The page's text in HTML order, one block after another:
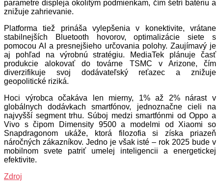
parametre displeja okolitým podmienkam, čím šetrí batériu a
znižuje zahrievanie.
Platforma tiež prináša vylepšenia v konektivite, vrátane
stabilnejších Bluetooth hovorov, optimalizácie siete s
pomocou AI a presnejšieho určovania polohy. Zaujímavý je
aj pohľad na výrobnú stratégiu. MediaTek plánuje časť
produkcie alokovať do továrne TSMC v Arizone, čím
diverzifikuje svoj dodávateľský reťazec a znižuje
geopolitické riziká.
Hoci výrobca očakáva len mierny, 1% až 2% nárast v
globálnych dodávkach smartfónov, jednoznačne cieli na
najvyšší segment trhu. Súboj medzi smartfónmi od Oppo a
Vivo s čipom Dimensity 9500 a modelmi od Xiaomi so
Snapdragonom ukáže, ktorá filozofia si získa priazeň
náročných zákazníkov. Jedno je však isté – rok 2025 bude v
mobilnom svete patriť umelej inteligencii a energetickej
efektivite.
Zdroj